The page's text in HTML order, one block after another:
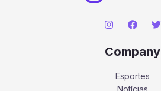
Company
Esportes